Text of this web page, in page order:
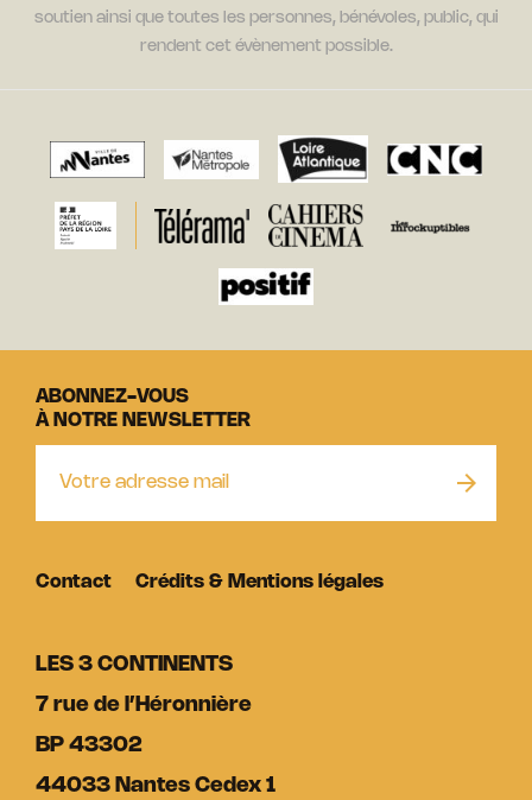
soutien ainsi que toutes les personnes, bénévoles, public, qui
rendent cet évènement possible.
LES 3 CONTINENTS
7 rue de l’Héronnière
BP 43302
44033 Nantes Cedex 1
ABONNEZ-VOUS
À NOTRE NEWSLETTER
Contact Crédits & Mentions légales